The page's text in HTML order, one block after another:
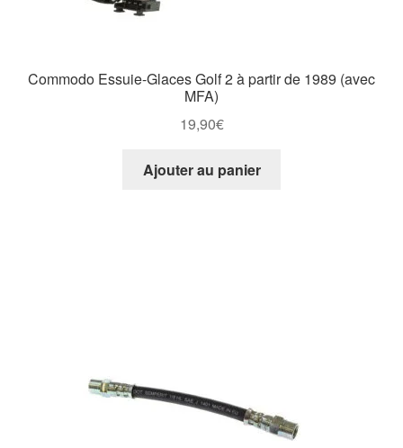
Commodo Essuie-Glaces Golf 2 à partir de 1989 (avec
MFA)
19,90€
Ajouter au panier